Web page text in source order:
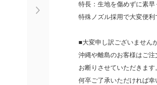
Next
特長：生地を傷めずに素早
特殊ノズル採用で大変便利
■大変申し訳ございません
沖縄や離島のお客様はご
お断りさせていただきます
何卒ご了承いただければ幸